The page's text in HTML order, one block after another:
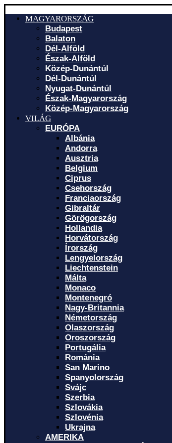
MAGYARORSZÁG
Budapest
Balaton
Dél-Alföld
Észak-Alföld
Közép-Dunántúl
Dél-Dunántúl
Nyugat-Dunántúl
Észak-Magyarország
Közép-Magyarország
VILÁG
EURÓPA
Albánia
Andorra
Ausztria
Belgium
Ciprus
Csehország
Franciaország
Gibraltár
Görögország
Hollandia
Horvátország
Írország
Lengyelország
Liechtenstein
Málta
Monaco
Montenegró
Nagy-Britannia
Németország
Olaszország
Oroszország
Portugália
Románia
San Marino
Spanyolország
Svájc
Szerbia
Szlovákia
Szlovénia
Ukrajna
AMERIKA